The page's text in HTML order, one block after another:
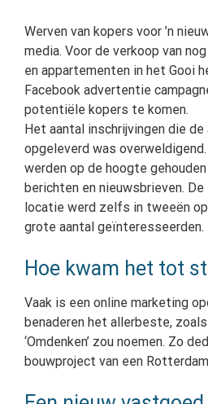
Werven van kopers voor ’n
media. Voor de verkoop van
en appartementen in het Gooi
Facebook advertentie
potentiële kopers te komen.
Het aantal inschrijvingen die
opgeleverd was
werden op de hoogte
berichten en nieuwsbrieven.
locatie werd zelfs in tweeën
grote aantal geïnteresseerden.
Hoe kwam het tot
Vaak is een online marketing
benaderen het allerbeste,
‘Omdenken’ zou noemen. Zo
bouwproject van een